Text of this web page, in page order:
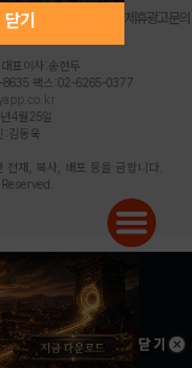
닫기
불법촬영물 신고센터 제휴광고문의
표이사:송현두
8635 팩스:02-6265-0377
4월25일
:김동욱
전재, 복사, 배포 등을 금합니다.